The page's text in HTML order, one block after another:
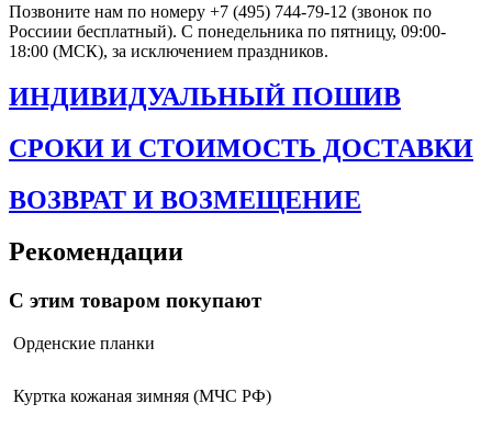
Позвоните нам по номеру +7 (495) 744-79-12 (звонок по
Россиии бесплатный). С понедельника по пятницу, 09:00-
18:00 (МСК), за исключением праздников.
ИНДИВИДУАЛЬНЫЙ ПОШИВ
СРОКИ И СТОИМОСТЬ ДОСТАВКИ
ВОЗВРАТ И ВОЗМЕЩЕНИЕ
Рекомендации
С этим товаром покупают
Орденские планки
Куртка кожаная зимняя (МЧС РФ)